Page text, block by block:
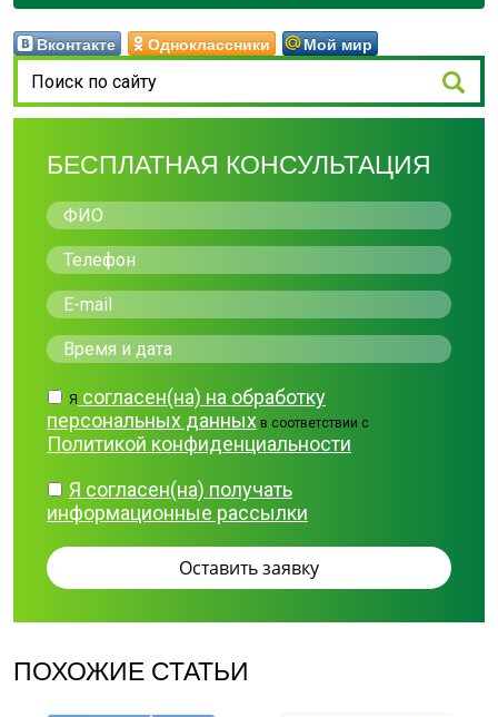
Вконтакте Одноклассники Мой мир
БЕСПЛАТНАЯ КОНСУЛЬТАЦИЯ
Я согласен(на) на обработку
персональных данных в соответствии с
Политикой конфиденциальности
Я согласен(на) получать
информационные рассылки
ПОХОЖИЕ СТАТЬИ